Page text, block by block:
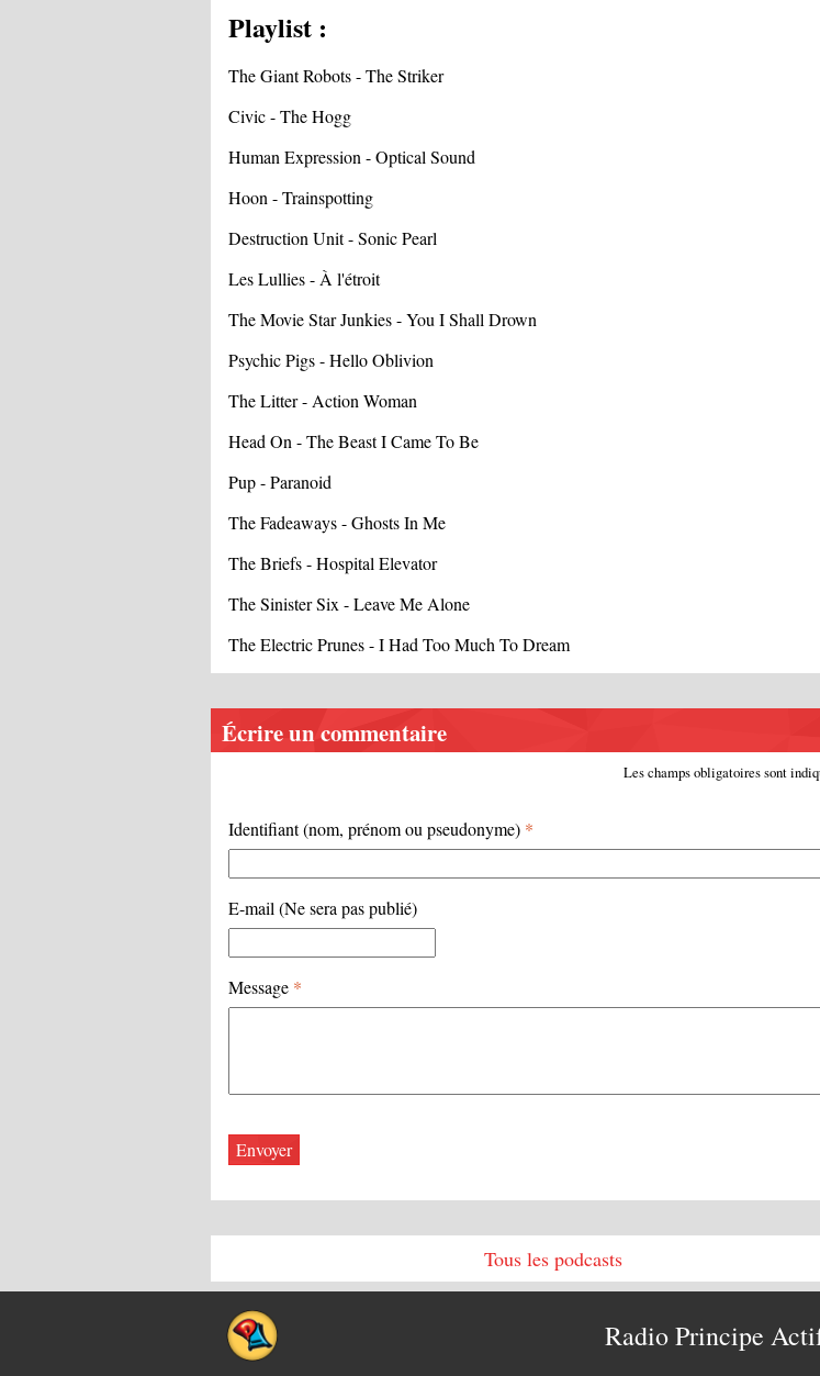
Playlist :
The Giant Robots - The Striker
Civic - The Hogg
Human Expression - Optical Sound
Hoon - Trainspotting
Destruction Unit - Sonic Pearl
Les Lullies - À l'étroit
The Movie Star Junkies - You I Shall Drown
Psychic Pigs - Hello Oblivion
The Litter - Action Woman
Head On - The Beast I Came To Be
Pup - Paranoid
The Fadeaways - Ghosts In Me
The Briefs - Hospital Elevator
The Sinister Six - Leave Me Alone
The Electric Prunes - I Had Too Much To Dream
Écrire un commentaire
Les champs obligatoires sont
Identifiant (nom, prénom ou pseudonyme) *
E-mail (Ne sera pas publié)
Message *
Tous les podcasts
Radio Principe